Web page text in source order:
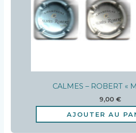
CALMES – ROBERT «
9,00 €
AJOUTER AU